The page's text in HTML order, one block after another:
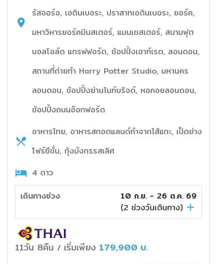
รัสจอร์จ, เอดินเบอระ, ปราสาทเอดินเบอระ, ยอร์ค,
มหาวิหารยอร์คมินสเตอร์, แมนเชสเตอร์, สนามฟุต
บอลโอล์ด แทรฟฟอร์ด, ช้อปปิ้งเอาท์เรต, ลอนดอน,
สถานที่ถ่ายทำ Harry Potter Studio, มหานคร
ลอนดอน, ช้อปปิ้งย่านไนท์บริจด์, หอคอยลอนดอน,
ช้อปปิ้งถนนอ๊อกฟอร์ด
อาหารไทย, อาหารสกอตแลนด์ทำจากไส้แกะ, เป็ดย่าง
โฟร์ซีซั่น, กุ้งมังกรรสเลิศ
4 ดาว
เดินทางช่วง
10 ก.ย. - 26 ต.ค. 69
(2 ช่วงวันเดินทาง)
11วัน 8คืน / เริ่มเพียง 179,900 บ.